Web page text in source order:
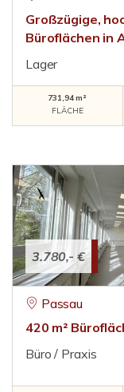
Großzügige,
Büroflächen in
Lager
731,94 m²
FLÄCHE
3.780,- €
Passau
420 m²
Büro / Praxis